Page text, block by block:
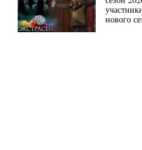
нового